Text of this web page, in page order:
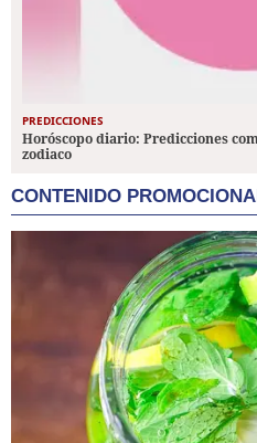
PREDICCIONES
Horóscopo diario: Predicciones
zodiaco
CONTENIDO